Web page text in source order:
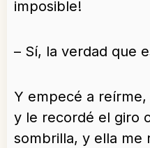
imposible!
– Sí, la verdad que
Y empecé a
y le recordé el giro
sombrilla, y ella me